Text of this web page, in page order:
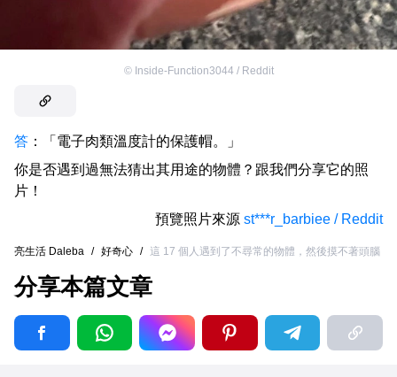
© Inside-Function3044 / Reddit
答 ：「電子肉類溫度計的保護帽。」
你是否遇到過無法猜出其用途的物體？跟我們分享它的照
片！
預覽照片來源 st***r_barbiee / Reddit
亮生活 Daleba / 好奇心 / 這 17 個人遇到了不尋常的物體，然後摸不著頭腦
分享本篇文章